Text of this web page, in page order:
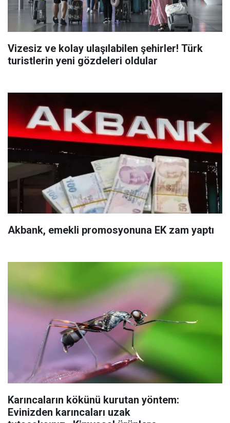
Vizesiz ve kolay ulaşılabilen şehirler! Türk
turistlerin yeni gözdeleri oldular
Akbank, emekli promosyonuna EK zam yaptı
Karıncaların kökünü kurutan yöntem:
Evinizden karıncaları uzak